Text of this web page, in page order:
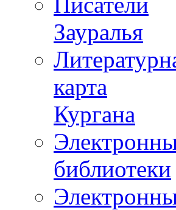
Зауралья
карта
Кургана
библиотеки